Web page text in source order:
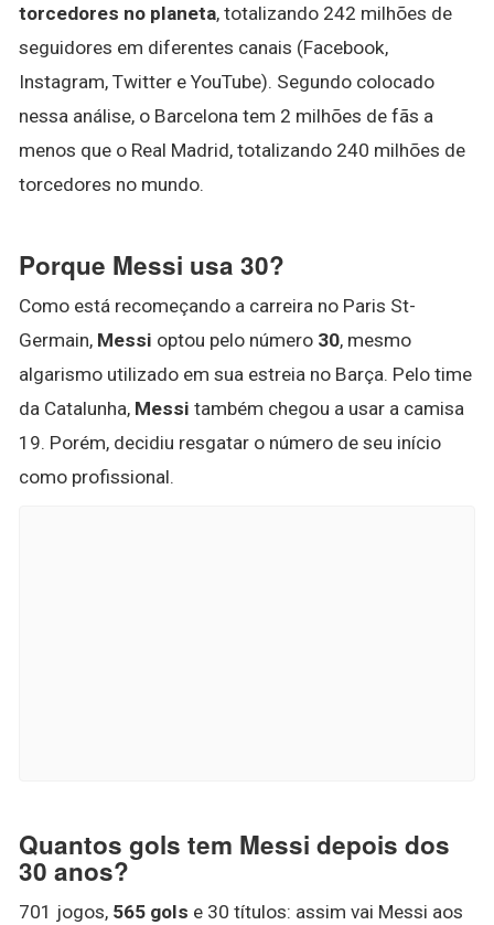
torcedores no planeta, totalizando 242 milhões de
seguidores em diferentes canais (Facebook,
Instagram, Twitter e YouTube). Segundo colocado
nessa análise, o Barcelona tem 2 milhões de fãs a
menos que o Real Madrid, totalizando 240 milhões de
torcedores no mundo.
Porque Messi usa 30?
Como está recomeçando a carreira no Paris St-
Germain, Messi optou pelo número 30, mesmo
algarismo utilizado em sua estreia no Barça. Pelo time
da Catalunha, Messi também chegou a usar a camisa
19. Porém, decidiu resgatar o número de seu início
como profissional.
Quantos gols tem Messi depois dos
30 anos?
701 jogos, 565 gols e 30 títulos: assim vai Messi aos